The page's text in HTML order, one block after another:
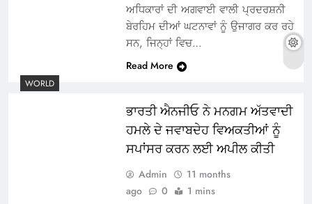
ਅਧਿਕਾਰਾਂ ਦੀ ਅਗਵਾਈ ਵਾਲੀ ਪ੍ਰਦਰਸ਼ਨੀ
ਬੇਰਹਿਮ ਦੀਆਂ ਘਟਨਾਵਾਂ ਨੂੰ ਉਜਾਗਰ ਕਰ ਰਹੇ
ਸਨ, ਜਿਨ੍ਹਾਂ ਵਿਚ…
Read More
WORLD
ਭਾਰਤੀ ਐਨਜੀਓ ਨੇ ਮਨਗਮ ਅੱਤਵਾਦੀ
ਹਮਲੇ ਦੇ ਜਵਾਬਦੇਹ ਵਿਅਕਤੀਆਂ ਨੂੰ
ਸਪਾਂਸਰ ਕਰਨ ਲਈ ਅਪੀਲ ਕੀਤੀ
Admin
11 months
ago
0 1 mins